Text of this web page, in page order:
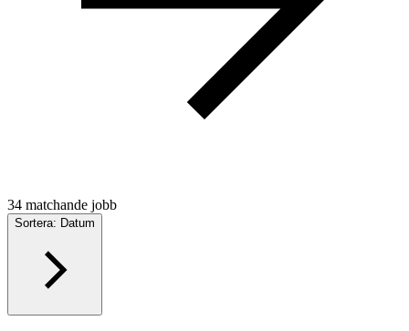
34 matchande jobb
Sortera: Datum